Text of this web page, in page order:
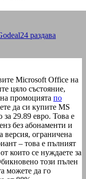
раздава
Microsoft Office на
цяло състояние,
промоцията по
да си купите MS
за 29.89 евро. Това е
без абонаменти и
версия, ограничена
– това е пълният
които се нуждаете за
този пълен
можете да го